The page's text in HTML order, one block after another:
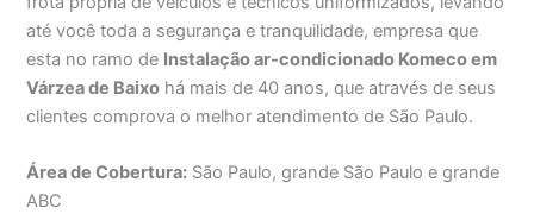
até você toda a segurança e tranquilidade, empresa que
esta no ramo de Instalação ar-condicionado Komeco em
Várzea de Baixo há mais de 40 anos, que através de seus
clientes comprova o melhor atendimento de São Paulo.
Área de Cobertura: São Paulo, grande São Paulo e grande
ABC